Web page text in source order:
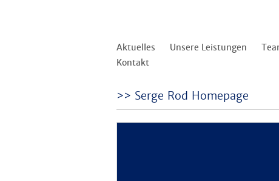
Aktuelles Unsere Leistungen
Kontakt
Serge Rod Homepage